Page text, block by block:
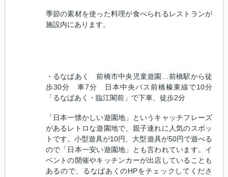
季節の素材を使った料理が食べられるレストランが
施設内にあります。
・るなぱあく 前橋市中央児童遊園…前橋駅から徒
歩30分 車7分 日本中央バス前橋榛東線で10分
「るなぱあく・臨江閣前」で下車、徒歩2分
「日本一懐かしい遊園地」というキャッチフレーズ
があるレトロな遊園地で、親子連れに人気のスポッ
トです。小型遊具が10円、大型遊具が50円で遊べる
ので「日本一安い遊園地」とも言われています。イ
ベントの開催やキッチンカーが出店していることも
あるので、るなぱあくのHPをチェックしてくださ